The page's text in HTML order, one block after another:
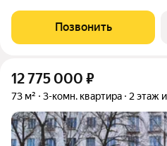
города Владимир, в
транспортной артерии города -
Позвонить
12 775 000 ₽
73 м² 3-комн. квартира 2 этаж